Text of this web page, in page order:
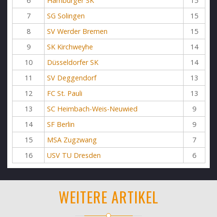
7
SG Solingen
15
8
SV Werder Bremen
15
9
SK Kirchweyhe
14
10
Düsseldorfer SK
14
11
SV Deggendorf
13
12
FC St. Pauli
13
13
SC Heimbach-Weis-Neuwied
9
14
SF Berlin
9
15
MSA Zugzwang
7
16
USV TU Dresden 6
WEITERE ARTIKEL